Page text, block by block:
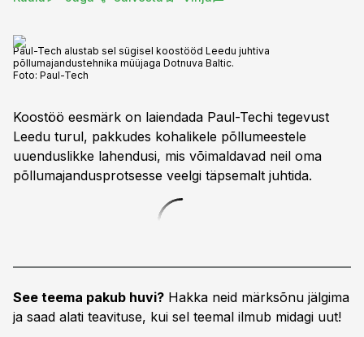
Paul-Tech alustab sel sügisel koostööd Leedu juhtiva
põllumajandustehnika müüjaga Dotnuva Baltic.
Foto: Paul-Tech
Koostöö eesmärk on laiendada Paul-Techi tegevust
Leedu turul, pakkudes kohalikele põllumeestele
uuenduslikke lahendusi, mis võimaldavad neil oma
põllumajandusprotsesse veelgi täpsemalt juhtida.
See teema pakub huvi? Hakka neid märksõnu jälgima
ja saad alati teavituse, kui sel teemal ilmub midagi uut!